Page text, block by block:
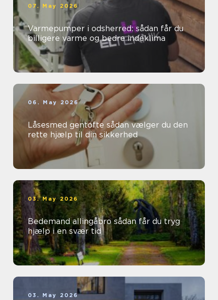
07. May 2026
Varmepumper i odsherred: sådan får du
billigere varme og bedre indeklima
06. May 2026
Låsesmed gentofte sådan vælger du den
rette hjælp til din sikkerhed
03. May 2026
Bedemand allingåbro sådan får du tryg
hjælp i en svær tid
03. May 2026